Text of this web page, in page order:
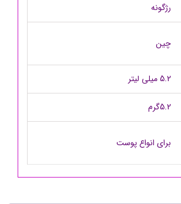
رژگونه
چین
5.2 میلی لیتر
5.2گرم
برای انواع پوست